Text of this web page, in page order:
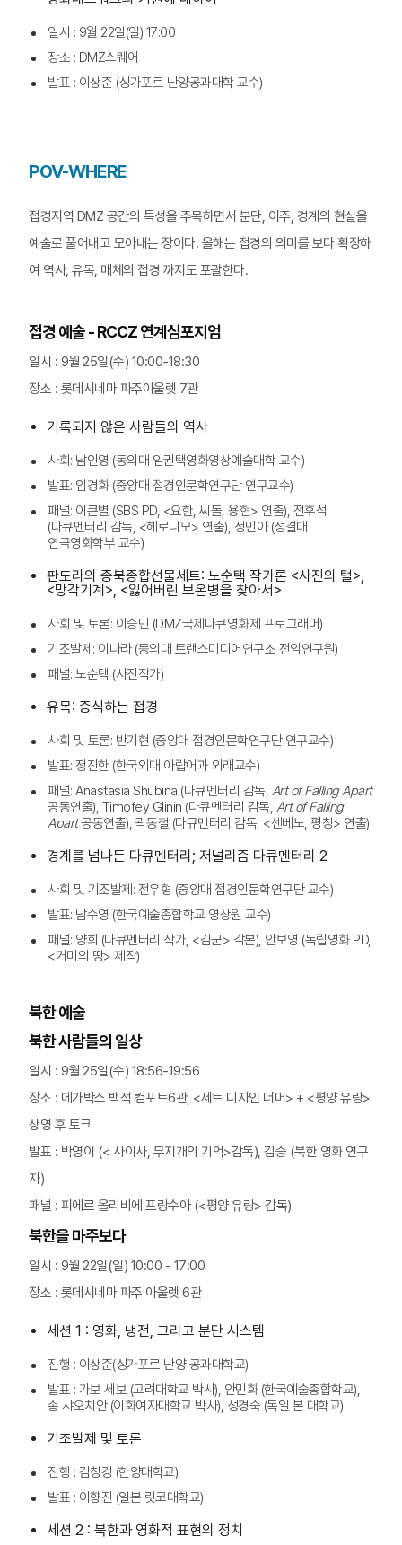
일시 : 9월 22일(일) 17:00
장소 : DMZ스퀘어
발표 : 이상준 (싱가포르 난양공과대학 교수)
POV-WHERE
접경지역 DMZ 공간의 특성을 주목하면서 분단, 이주, 경계의 현실을
예술로 풀어내고 모아내는 장이다. 올해는 접경의 의미를 보다 확장하
여 역사, 유목, 매체의 접경 까지도 포괄한다.
접경 예술 - RCCZ 연계심포지엄
일시 : 9월 25일(수) 10:00-18:30
장소 : 롯데시네마 파주아울렛 7관
기록되지 않은 사람들의 역사
사회: 남인영 (동의대 임권택영화영상예술대학 교수)
발표: 임경화 (중앙대 접경인문학연구단 연구교수)
패널: 이큰별 (SBS PD, <요한, 씨돌, 용현> 연출), 전후석
(다큐멘터리 감독, <헤로니모> 연출), 정민아 (성결대
연극영화학부 교수)
판도라의 종북종합선물세트: 노순택 작가론 <사진의 털>,
<망각기계>, <잃어버린 보온병을 찾아서>
사회 및 토론: 이승민 (DMZ국제다큐영화제 프로그래머)
기조발제: 이나라 (동의대 트랜스미디어연구소 전임연구원)
패널: 노순택 (사진작가)
유목: 증식하는 접경
사회 및 토론: 반기현 (중앙대 접경인문학연구단 연구교수)
발표: 정진한 (한국외대 아랍어과 외래교수)
패널: Anastasia Shubina (다큐멘터리 감독, Art of Falling Apart
공동연출), Timofey Glinin (다큐멘터리 감독, Art of Falling
Apart공동연출), 곽동철 (다큐멘터리 감독, <센베노, 평창> 연출)
경계를 넘나든 다큐멘터리; 저널리즘 다큐멘터리 2
사회 및 기조발제: 전우형 (중앙대 접경인문학연구단 교수)
발표: 남수영 (한국예술종합학교 영상원 교수)
패널: 양희 (다큐멘터리 작가, <김군> 각본), 안보영 (독립영화 PD,
<거미의 땅> 제작)
북한 예술
북한 사람들의 일상
일시 : 9월 25일(수) 18:56-19:56
장소 : 메가박스 백석 컴포트6관, <세트 디자인 너머> + <평양 유랑>
상영 후 토크
발표 : 박영이 (< 사이사, 무지개의 기억>감독), 김승 (북한 영화 연구
자)
패널 : 피에르 올리비에 프랑수아 (<평양 유랑> 감독)
북한을 마주보다
일시 : 9월 22일(일) 10:00 - 17:00
장소 : 롯데시네마 파주 아울렛 6관
세션 1 : 영화, 냉전, 그리고 분단 시스템
진행 : 이상준(싱가포르 난양 공과대학교)
발표 : 가보 세보 (고려대학교 박사), 안민화 (한국예술종합학교),
송 샤오치안 (이화여자대학교 박사), 성경숙 (독일 본 대학교)
기조발제 및 토론
진행 : 김청강 (한양대학교)
발표 : 이향진 (일본 릿코대학교)
세션 2 : 북한과 영화적 표현의 정치